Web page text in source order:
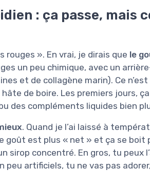
: ça passe, mais
». En vrai, je dirais que le
un peu chimique, avec un
et de collagène marin). Ce n’est
de boire. Les premiers jours,
des compléments liquides bien
. Quand je l’ai laissé à
goût est plus « net » et ça se
sirop concentré. En gros, tu peux
artificiels, tu ne vas pas